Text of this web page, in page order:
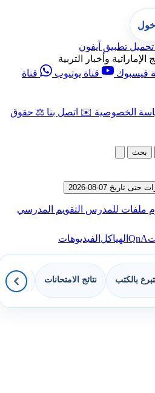
تحميل تطبيق آيفون
وأخبار التربية
فيسبوك قناة يوتيوب
قناة
الخصوصية ✉️ اتصل بنا ⚖️ حقوق
بحث
07-08-2026
ملفات للمدرس التقويم المدرسي
QnAالهياكلالفيديوهات
بالكتب نتائج الامتحانات